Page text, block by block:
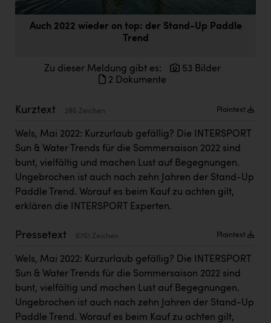
Doppler Gruppe
IFE Austria GmbH
Immotech
INTERSPAR
INTERSPORT Austria
Jesolo
Jane Goodall Institute Austria
Kärcher
Karin Liedl
Auch 2022 wieder on top: der Stand-Up Paddle
Trend
Zu dieser Meldung gibt es:
53 Bilder
2 Dokumente
Kurztext 286 Zeichen Plaintext
Wels, Mai 2022: Kurzurlaub gefällig? Die INTERSPORT
Sun & Water Trends für die Sommersaison 2022 sind
bunt, vielfältig und machen Lust auf Begegnungen.
Ungebrochen ist auch nach zehn Jahren der Stand-Up
Paddle Trend. Worauf es beim Kauf zu achten gilt,
erklären die INTERSPORT Experten.
Pressetext 6761 Zeichen Plaintext
Wels, Mai 2022: Kurzurlaub gefällig? Die INTERSPORT
Sun & Water Trends für die Sommersaison 2022 sind
bunt, vielfältig und machen Lust auf Begegnungen.
Ungebrochen ist auch nach zehn Jahren der Stand-Up
Paddle Trend. Worauf es beim Kauf zu achten gilt,